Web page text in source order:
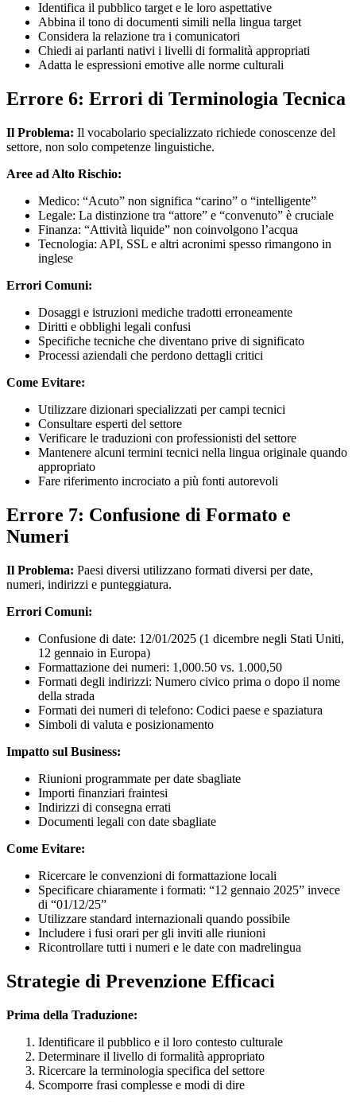
Identifica il pubblico target e le loro aspettative
Abbina il tono di documenti simili nella lingua target
Considera la relazione tra i comunicatori
Chiedi ai parlanti nativi i livelli di formalità appropriati
Adatta le espressioni emotive alle norme culturali
Errore 6: Errori di Terminologia Tecnica
Il Problema: Il vocabolario specializzato richiede conoscenze del
settore, non solo competenze linguistiche.
Aree ad Alto Rischio:
Medico: “Acuto” non significa “carino” o “intelligente”
Legale: La distinzione tra “attore” e “convenuto” è cruciale
Finanza: “Attività liquide” non coinvolgono l’acqua
Tecnologia: API, SSL e altri acronimi spesso rimangono in
inglese
Errori Comuni:
Dosaggi e istruzioni mediche tradotti erroneamente
Diritti e obblighi legali confusi
Specifiche tecniche che diventano prive di significato
Processi aziendali che perdono dettagli critici
Come Evitare:
Utilizzare dizionari specializzati per campi tecnici
Consultare esperti del settore
Verificare le traduzioni con professionisti del settore
Mantenere alcuni termini tecnici nella lingua originale quando
appropriato
Fare riferimento incrociato a più fonti autorevoli
Errore 7: Confusione di Formato e
Numeri
Il Problema: Paesi diversi utilizzano formati diversi per date,
numeri, indirizzi e punteggiatura.
Errori Comuni:
Confusione di date: 12/01/2025 (1 dicembre negli Stati Uniti,
12 gennaio in Europa)
Formattazione dei numeri: 1,000.50 vs. 1.000,50
Formati degli indirizzi: Numero civico prima o dopo il nome
della strada
Formati dei numeri di telefono: Codici paese e spaziatura
Simboli di valuta e posizionamento
Impatto sul Business:
Riunioni programmate per date sbagliate
Importi finanziari fraintesi
Indirizzi di consegna errati
Documenti legali con date sbagliate
Come Evitare:
Ricercare le convenzioni di formattazione locali
Specificare chiaramente i formati: “12 gennaio 2025” invece
di “01/12/25”
Utilizzare standard internazionali quando possibile
Includere i fusi orari per gli inviti alle riunioni
Ricontrollare tutti i numeri e le date con madrelingua
Strategie di Prevenzione Efficaci
Prima della Traduzione:
Identificare il pubblico e il loro contesto culturale
Determinare il livello di formalità appropriato
Ricercare la terminologia specifica del settore
Scomporre frasi complesse e modi di dire